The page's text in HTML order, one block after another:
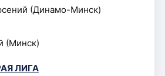
(Динамо-Минск)
(Минск)
ЛИГА